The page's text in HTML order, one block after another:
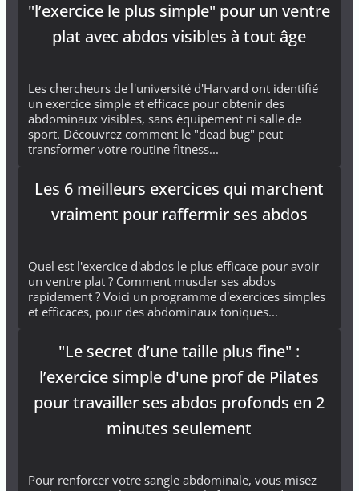
"l’exercice le plus simple" pour un ventre
plat avec abdos visibles à tout âge
Les chercheurs de l'université d'Harvard ont identifié
un exercice simple et efficace pour obtenir des
abdominaux visibles, sans équipement ni salle de
sport. Découvrez comment le "dead bug" peut
transformer votre routine fitness...
Les 6 meilleurs exercices qui marchent
vraiment pour raffermir ses abdos
Quel est l'exercice d'abdos le plus efficace pour avoir
un ventre plat ? Comment muscler ses abdos
rapidement ? Voici un programme d'exercices simples
et efficaces, pour des abdominaux toniques...
"Le secret d’une taille plus fine" :
l’exercice simple d'une prof de Pilates
pour travailler ses abdos profonds en 2
minutes seulement
Pour renforcer votre sangle abdominale, vous misez